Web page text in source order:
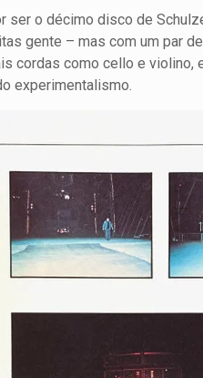
ser o décimo disco de
gente – mas com um par
cordas como cello e violino,
experimentalismo.